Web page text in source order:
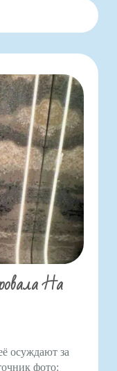
На
осуждают за
фото: